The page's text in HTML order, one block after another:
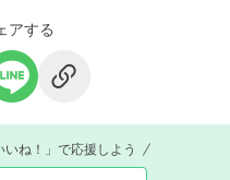
アする
ね！」で応援しよう